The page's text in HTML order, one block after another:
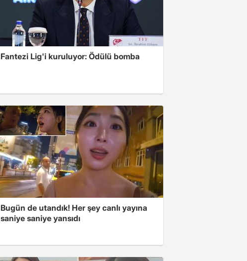
Fantezi Lig'i kuruluyor: Ödülü bomba
Bugün de utandık! Her şey canlı yayına
saniye saniye yansıdı